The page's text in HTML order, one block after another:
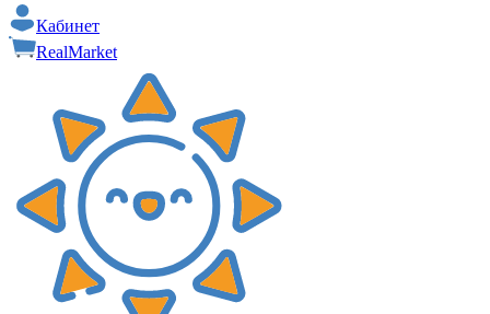
Кабинет
RealMarket